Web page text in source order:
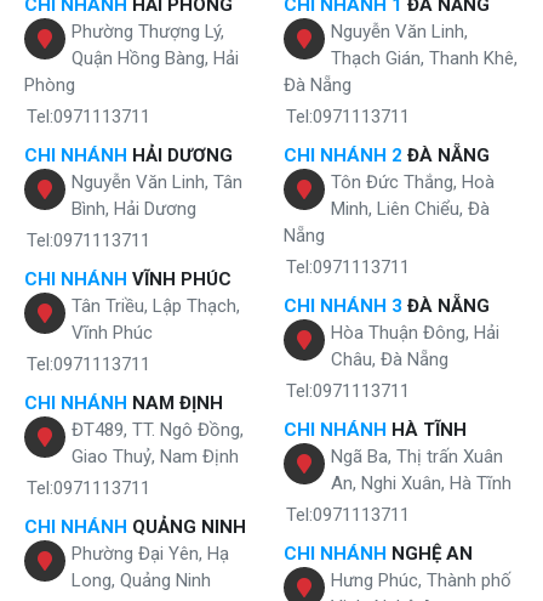
CHI NHÁNH HẢI PHÒNG
Phường Thượng Lý,
Quận Hồng Bàng, Hải
Phòng
Tel:0971113711
CHI NHÁNH HẢI DƯƠNG
Nguyễn Văn Linh, Tân
Bình, Hải Dương
Tel:0971113711
CHI NHÁNH VĨNH PHÚC
Tân Triều, Lập Thạch,
Vĩnh Phúc
Tel:0971113711
CHI NHÁNH NAM ĐỊNH
ĐT489, TT. Ngô Đồng,
Giao Thuỷ, Nam Định
Tel:0971113711
CHI NHÁNH QUẢNG NINH
Phường Đại Yên, Hạ
Long, Quảng Ninh
CHI NHÁNH 1 ĐÀ NẴNG
Nguyễn Văn Linh,
Thạch Gián, Thanh Khê,
Đà Nẵng
Tel:0971113711
CHI NHÁNH 2 ĐÀ NẴNG
Tôn Đức Thắng, Hoà
Minh, Liên Chiểu, Đà
Nẵng
Tel:0971113711
CHI NHÁNH 3 ĐÀ NẴNG
Hòa Thuận Đông, Hải
Châu, Đà Nẵng
Tel:0971113711
CHI NHÁNH HÀ TĨNH
Ngã Ba, Thị trấn Xuân
An, Nghi Xuân, Hà Tĩnh
Tel:0971113711
CHI NHÁNH NGHỆ AN
Hưng Phúc, Thành phố